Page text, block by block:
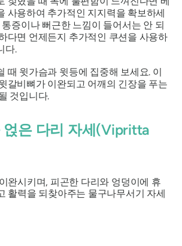
사용하여 추가적인 지지력을 확보하세
통증이나 뻐근한 느낌이 들어서는 안 되
다면 언제든지 추가적인 쿠션을 사용하
다.
때 윗가슴과 윗등에 집중해 보세요. 이
갈비뼈가 이완되고 어깨의 긴장을 푸는
것입니다.
얹은 다리 자세(Vipritta
완시키며, 피곤한 다리와 엉덩이에 휴
활력을 되찾아주는 물구나무서기 자세